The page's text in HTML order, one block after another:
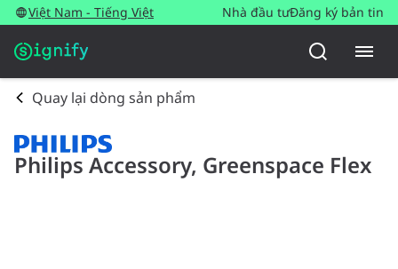
Việt Nam - Tiếng Việt Nhà đầu tưĐăng ký bản tin
Quay lại dòng sản phẩm
Philips Accessory, Greenspace Flex